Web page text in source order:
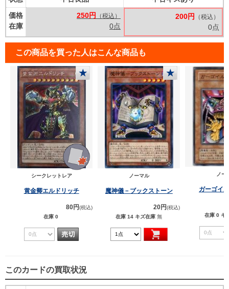
価格
在庫
250円
（税込）
0点
200円 （税込）
0点
この商品を買った人はこんな商品も
★
シークレットレア
黄金卿エルドリッチ
80円(税込)
在庫 0
★
ノーマル
魔神儀－ブックストーン
20円(税込)
在庫 14 キズ在庫 無
ノー
ガーゴイ
在庫 0 キ
このカードの買取状況